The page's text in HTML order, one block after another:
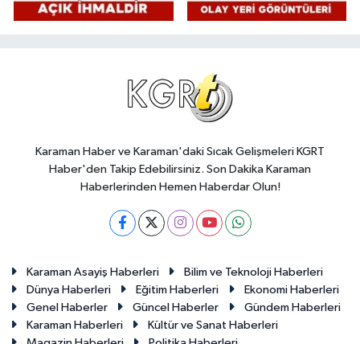
Karaman Haber ve Karaman'daki Sıcak Gelişmeleri KGRT
Haber'den Takip Edebilirsiniz. Son Dakika Karaman
Haberlerinden Hemen Haberdar Olun!
Karaman Asayiş Haberleri
Bilim ve Teknoloji Haberleri
Dünya Haberleri
Eğitim Haberleri
Ekonomi Haberleri
Genel Haberler
Güncel Haberler
Gündem Haberleri
Karaman Haberleri
Kültür ve Sanat Haberleri